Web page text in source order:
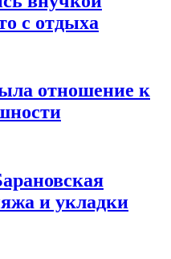
с отдыха
отношение к
и укладки